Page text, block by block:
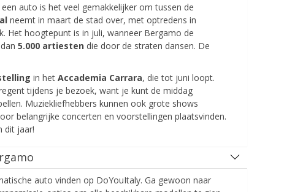
auto is het veel gemakkelijker om tussen de
neemt in maart de stad over, met optredens in
Het hoogtepunt is in juli, wanneer Bergamo de
5.000 artiesten die door de straten dansen. De
in het Accademia Carrara, die tot juni loopt.
tijdens je bezoek, want je kunt de middag
Muziekliefhebbers kunnen ook grote shows
belangrijke concerten en voorstellingen plaatsvinden.
dit jaar!
auto vinden op DoYouItaly. Ga gewoon naar